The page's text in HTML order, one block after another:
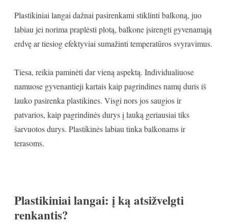
Plastikiniai langai dažnai pasirenkami stiklinti balkoną, juo
labiau jei norima praplėsti plotą, balkone įsirengti gyvenamąją
erdvę ar tiesiog efektyviai sumažinti temperatūros svyravimus.
Tiesa, reikia paminėti dar vieną aspektą. Individualiuose
namuose gyvenantieji kartais kaip pagrindines namų duris iš
lauko pasirenka plastikines. Visgi nors jos saugios ir
patvarios, kaip pagrindinės durys į lauką geriausiai tiks
šarvuotos durys. Plastikinės labiau tinka balkonams ir
terasoms.
Plastikiniai langai: į ką atsižvelgti
renkantis?